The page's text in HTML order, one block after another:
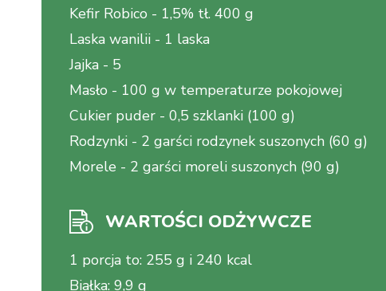
Kefir Robico - 1,5% tł. 400 g
Laska wanilii - 1 laska
Jajka - 5
Masło - 100 g w temperaturze pokojowej
Cukier puder - 0,5 szklanki (100 g)
Rodzynki - 2 garści rodzynek suszonych (60 g)
Morele - 2 garści moreli suszonych (90 g)
WARTOŚCI ODŻYWCZE
1 porcja to: 255 g i 240 kcal
Białka: 9,9 g